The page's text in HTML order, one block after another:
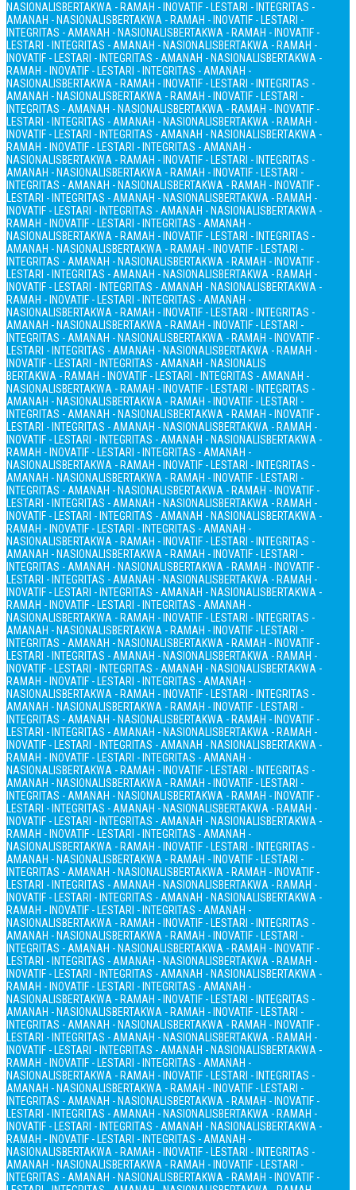
NASIONALISBERTAKWA - RAMAH - INOVATIF - LESTARI - INTEGRITAS -
AMANAH - NASIONALISBERTAKWA - RAMAH - INOVATIF - LESTARI -
INTEGRITAS - AMANAH - NASIONALISBERTAKWA - RAMAH - INOVATIF -
LESTARI - INTEGRITAS - AMANAH - NASIONALISBERTAKWA - RAMAH -
INOVATIF - LESTARI - INTEGRITAS - AMANAH - NASIONALISBERTAKWA -
RAMAH - INOVATIF - LESTARI - INTEGRITAS - AMANAH -
NASIONALISBERTAKWA - RAMAH - INOVATIF - LESTARI - INTEGRITAS -
AMANAH - NASIONALISBERTAKWA - RAMAH - INOVATIF - LESTARI -
INTEGRITAS - AMANAH - NASIONALISBERTAKWA - RAMAH - INOVATIF -
LESTARI - INTEGRITAS - AMANAH - NASIONALISBERTAKWA - RAMAH -
INOVATIF - LESTARI - INTEGRITAS - AMANAH - NASIONALISBERTAKWA -
RAMAH - INOVATIF - LESTARI - INTEGRITAS - AMANAH -
NASIONALISBERTAKWA - RAMAH - INOVATIF - LESTARI - INTEGRITAS -
AMANAH - NASIONALISBERTAKWA - RAMAH - INOVATIF - LESTARI -
INTEGRITAS - AMANAH - NASIONALISBERTAKWA - RAMAH - INOVATIF -
LESTARI - INTEGRITAS - AMANAH - NASIONALISBERTAKWA - RAMAH -
INOVATIF - LESTARI - INTEGRITAS - AMANAH - NASIONALISBERTAKWA -
RAMAH - INOVATIF - LESTARI - INTEGRITAS - AMANAH -
NASIONALISBERTAKWA - RAMAH - INOVATIF - LESTARI - INTEGRITAS -
AMANAH - NASIONALISBERTAKWA - RAMAH - INOVATIF - LESTARI -
INTEGRITAS - AMANAH - NASIONALISBERTAKWA - RAMAH - INOVATIF -
LESTARI - INTEGRITAS - AMANAH - NASIONALISBERTAKWA - RAMAH -
INOVATIF - LESTARI - INTEGRITAS - AMANAH - NASIONALISBERTAKWA -
RAMAH - INOVATIF - LESTARI - INTEGRITAS - AMANAH -
NASIONALISBERTAKWA - RAMAH - INOVATIF - LESTARI - INTEGRITAS -
AMANAH - NASIONALISBERTAKWA - RAMAH - INOVATIF - LESTARI -
INTEGRITAS - AMANAH - NASIONALISBERTAKWA - RAMAH - INOVATIF -
LESTARI - INTEGRITAS - AMANAH - NASIONALISBERTAKWA - RAMAH -
INOVATIF - LESTARI - INTEGRITAS - AMANAH - NASIONALIS
BERTAKWA - RAMAH - INOVATIF - LESTARI - INTEGRITAS - AMANAH -
NASIONALISBERTAKWA - RAMAH - INOVATIF - LESTARI - INTEGRITAS -
AMANAH - NASIONALISBERTAKWA - RAMAH - INOVATIF - LESTARI -
INTEGRITAS - AMANAH - NASIONALISBERTAKWA - RAMAH - INOVATIF -
LESTARI - INTEGRITAS - AMANAH - NASIONALISBERTAKWA - RAMAH -
INOVATIF - LESTARI - INTEGRITAS - AMANAH - NASIONALISBERTAKWA -
RAMAH - INOVATIF - LESTARI - INTEGRITAS - AMANAH -
NASIONALISBERTAKWA - RAMAH - INOVATIF - LESTARI - INTEGRITAS -
AMANAH - NASIONALISBERTAKWA - RAMAH - INOVATIF - LESTARI -
INTEGRITAS - AMANAH - NASIONALISBERTAKWA - RAMAH - INOVATIF -
LESTARI - INTEGRITAS - AMANAH - NASIONALISBERTAKWA - RAMAH -
INOVATIF - LESTARI - INTEGRITAS - AMANAH - NASIONALISBERTAKWA -
RAMAH - INOVATIF - LESTARI - INTEGRITAS - AMANAH -
NASIONALISBERTAKWA - RAMAH - INOVATIF - LESTARI - INTEGRITAS -
AMANAH - NASIONALISBERTAKWA - RAMAH - INOVATIF - LESTARI -
INTEGRITAS - AMANAH - NASIONALISBERTAKWA - RAMAH - INOVATIF -
LESTARI - INTEGRITAS - AMANAH - NASIONALISBERTAKWA - RAMAH -
INOVATIF - LESTARI - INTEGRITAS - AMANAH - NASIONALISBERTAKWA -
RAMAH - INOVATIF - LESTARI - INTEGRITAS - AMANAH -
NASIONALISBERTAKWA - RAMAH - INOVATIF - LESTARI - INTEGRITAS -
AMANAH - NASIONALISBERTAKWA - RAMAH - INOVATIF - LESTARI -
INTEGRITAS - AMANAH - NASIONALISBERTAKWA - RAMAH - INOVATIF -
LESTARI - INTEGRITAS - AMANAH - NASIONALISBERTAKWA - RAMAH -
INOVATIF - LESTARI - INTEGRITAS - AMANAH - NASIONALISBERTAKWA -
RAMAH - INOVATIF - LESTARI - INTEGRITAS - AMANAH -
NASIONALISBERTAKWA - RAMAH - INOVATIF - LESTARI - INTEGRITAS -
AMANAH - NASIONALISBERTAKWA - RAMAH - INOVATIF - LESTARI -
INTEGRITAS - AMANAH - NASIONALISBERTAKWA - RAMAH - INOVATIF -
LESTARI - INTEGRITAS - AMANAH - NASIONALISBERTAKWA - RAMAH -
INOVATIF - LESTARI - INTEGRITAS - AMANAH - NASIONALISBERTAKWA -
RAMAH - INOVATIF - LESTARI - INTEGRITAS - AMANAH -
NASIONALISBERTAKWA - RAMAH - INOVATIF - LESTARI - INTEGRITAS -
AMANAH - NASIONALISBERTAKWA - RAMAH - INOVATIF - LESTARI -
INTEGRITAS - AMANAH - NASIONALISBERTAKWA - RAMAH - INOVATIF -
LESTARI - INTEGRITAS - AMANAH - NASIONALISBERTAKWA - RAMAH -
INOVATIF - LESTARI - INTEGRITAS - AMANAH - NASIONALISBERTAKWA -
RAMAH - INOVATIF - LESTARI - INTEGRITAS - AMANAH -
NASIONALISBERTAKWA - RAMAH - INOVATIF - LESTARI - INTEGRITAS -
AMANAH - NASIONALISBERTAKWA - RAMAH - INOVATIF - LESTARI -
INTEGRITAS - AMANAH - NASIONALISBERTAKWA - RAMAH - INOVATIF -
LESTARI - INTEGRITAS - AMANAH - NASIONALISBERTAKWA - RAMAH -
INOVATIF - LESTARI - INTEGRITAS - AMANAH - NASIONALISBERTAKWA -
RAMAH - INOVATIF - LESTARI - INTEGRITAS - AMANAH -
NASIONALISBERTAKWA - RAMAH - INOVATIF - LESTARI - INTEGRITAS -
AMANAH - NASIONALISBERTAKWA - RAMAH - INOVATIF - LESTARI -
INTEGRITAS - AMANAH - NASIONALISBERTAKWA - RAMAH - INOVATIF -
LESTARI - INTEGRITAS - AMANAH - NASIONALISBERTAKWA - RAMAH -
INOVATIF - LESTARI - INTEGRITAS - AMANAH - NASIONALISBERTAKWA -
RAMAH - INOVATIF - LESTARI - INTEGRITAS - AMANAH -
NASIONALISBERTAKWA - RAMAH - INOVATIF - LESTARI - INTEGRITAS -
AMANAH - NASIONALISBERTAKWA - RAMAH - INOVATIF - LESTARI -
INTEGRITAS - AMANAH - NASIONALISBERTAKWA - RAMAH - INOVATIF -
LESTARI - INTEGRITAS - AMANAH - NASIONALISBERTAKWA - RAMAH -
INOVATIF - LESTARI - INTEGRITAS - AMANAH - NASIONALISBERTAKWA -
RAMAH - INOVATIF - LESTARI - INTEGRITAS - AMANAH -
NASIONALISBERTAKWA - RAMAH - INOVATIF - LESTARI - INTEGRITAS -
AMANAH - NASIONALISBERTAKWA - RAMAH - INOVATIF - LESTARI -
INTEGRITAS - AMANAH - NASIONALISBERTAKWA - RAMAH - INOVATIF -
LESTARI - INTEGRITAS - AMANAH - NASIONALISBERTAKWA - RAMAH -
INOVATIF - LESTARI - INTEGRITAS - AMANAH - NASIONALISBERTAKWA -
RAMAH - INOVATIF - LESTARI - INTEGRITAS - AMANAH -
NASIONALISBERTAKWA - RAMAH - INOVATIF - LESTARI - INTEGRITAS -
AMANAH - NASIONALISBERTAKWA - RAMAH - INOVATIF - LESTARI -
INTEGRITAS - AMANAH - NASIONALISBERTAKWA - RAMAH - INOVATIF -